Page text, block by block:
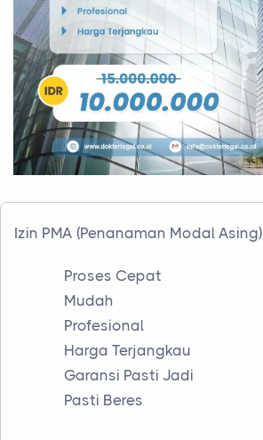
Izin PMA (Penanaman Modal Asing)
Proses Cepat
Mudah
Profesional
Harga Terjangkau
Garansi Pasti Jadi
Pasti Beres